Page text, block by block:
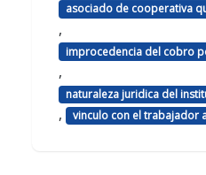
asociado de cooperativa
,
improcedencia del cobro
,
naturaleza juridica del
, vinculo con el trabajador